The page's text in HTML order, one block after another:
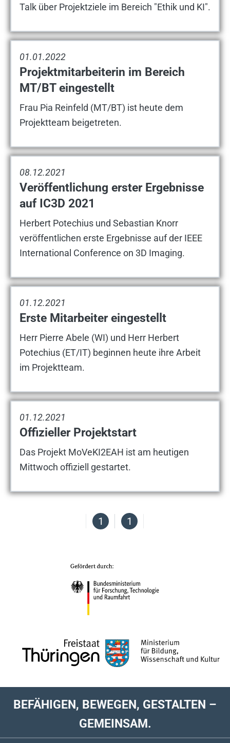
Talk über Projektziele im Bereich "Ethik und KI".
01.01.2022
Projektmitarbeiterin im Bereich
MT/BT eingestellt
Frau Pia Reinfeld (MT/BT) ist heute dem
Projektteam beigetreten.
08.12.2021
Veröffentlichung erster Ergebnisse
auf IC3D 2021
Herbert Potechius und Sebastian Knorr
veröffentlichen erste Ergebnisse auf der IEEE
International Conference on 3D Imaging.
01.12.2021
Erste Mitarbeiter eingestellt
Herr Pierre Abele (WI) und Herr Herbert
Potechius (ET/IT) beginnen heute ihre Arbeit
im Projektteam.
01.12.2021
Offizieller Projektstart
Das Projekt MoVeKI2EAH ist am heutigen
Mittwoch offiziell gestartet.
1 1
BEFÄHIGEN, BEWEGEN, GESTALTEN –
GEMEINSAM.